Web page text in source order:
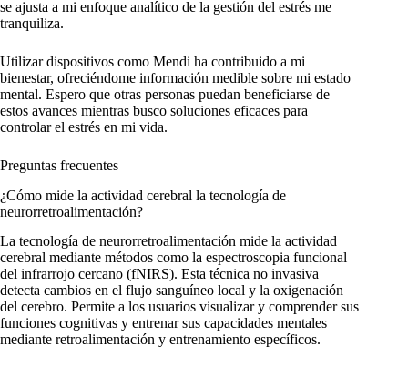
se ajusta a mi enfoque analítico de la gestión del estrés me
tranquiliza.
Utilizar dispositivos como Mendi ha contribuido a mi
bienestar, ofreciéndome información medible sobre mi estado
mental. Espero que otras personas puedan beneficiarse de
estos avances mientras busco soluciones eficaces para
controlar el estrés en mi vida.
Preguntas frecuentes
¿Cómo mide la actividad cerebral la tecnología de
neurorretroalimentación?
La tecnología de neurorretroalimentación mide la actividad
cerebral mediante métodos como la espectroscopia funcional
del infrarrojo cercano (fNIRS). Esta técnica no invasiva
detecta cambios en el flujo sanguíneo local y la oxigenación
del cerebro. Permite a los usuarios visualizar y comprender sus
funciones cognitivas y entrenar sus capacidades mentales
mediante retroalimentación y entrenamiento específicos.